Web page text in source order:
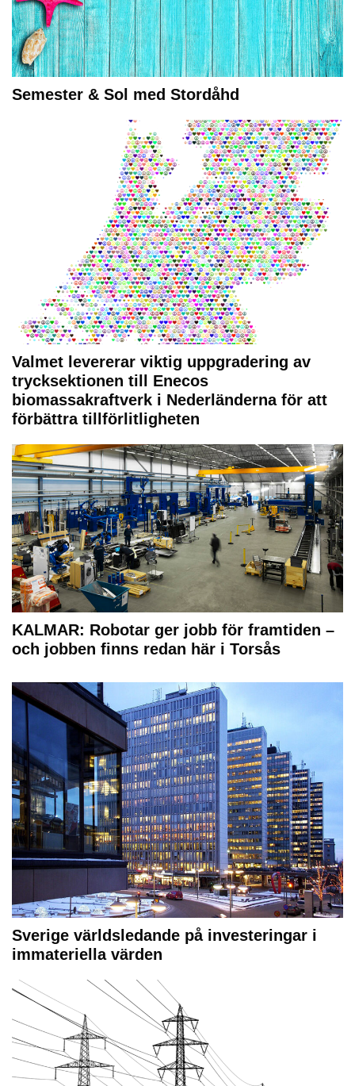
Semester & Sol med Stordåhd
Valmet levererar viktig uppgradering av
trycksektionen till Enecos
biomassakraftverk i Nederländerna för att
förbättra tillförlitligheten
KALMAR: Robotar ger jobb för framtiden –
och jobben finns redan här i Torsås
Sverige världsledande på investeringar i
immateriella värden